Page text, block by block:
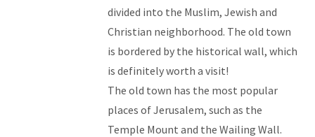
divided into the Muslim, Jewish and
Christian neighborhood. The old town
is bordered by the historical wall, which
is definitely worth a visit!
The old town has the most popular
places of Jerusalem, such as the
Temple Mount and the Wailing Wall.